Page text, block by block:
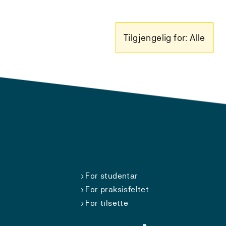
Tilgjengelig for: Alle
For studentar
For praksisfeltet
For tilsette